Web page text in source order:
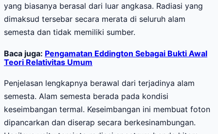
yang biasanya berasal dari luar angkasa. Radiasi yang
dimaksud tersebar secara merata di seluruh alam
semesta dan tidak memiliki sumber.
Baca juga: Pengamatan Eddington Sebagai Bukti Awal
Teori Relativitas Umum
Penjelasan lengkapnya berawal dari terjadinya alam
semesta. Alam semesta berada pada kondisi
keseimbangan termal. Keseimbangan ini membuat foton
dipancarkan dan diserap secara berkesinambungan.